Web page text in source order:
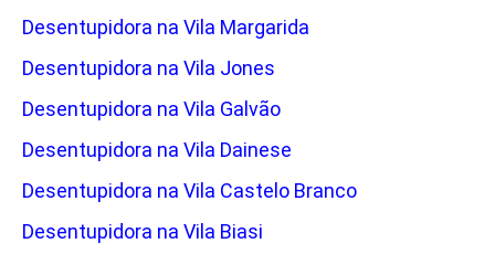
Desentupidora na Vila Margarida
Desentupidora na Vila Jones
Desentupidora na Vila Galvão
Desentupidora na Vila Dainese
Desentupidora na Vila Castelo Branco
Desentupidora na Vila Biasi